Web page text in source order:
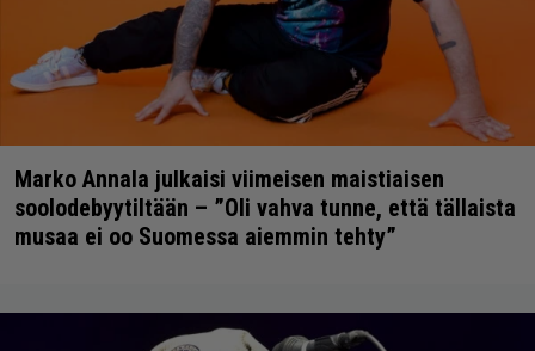
Marko Annala julkaisi viimeisen maistiaisen
soolodebyytiltään – ”Oli vahva tunne, että tällaista
musaa ei oo Suomessa aiemmin tehty”